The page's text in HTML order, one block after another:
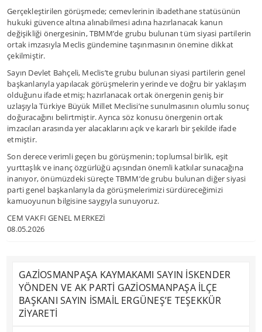
Gerçekleştirilen görüşmede; cemevlerinin ibadethane statüsünün
hukuki güvence altına alınabilmesi adına hazırlanacak kanun
değişikliği önergesinin, TBMM’de grubu bulunan tüm siyasi partilerin
ortak imzasıyla Meclis gündemine taşınmasının önemine dikkat
çekilmiştir.
Sayın Devlet Bahçeli, Meclis’te grubu bulunan siyasi partilerin genel
başkanlarıyla yapılacak görüşmelerin yerinde ve doğru bir yaklaşım
olduğunu ifade etmiş; hazırlanacak ortak önergenin geniş bir
uzlaşıyla Türkiye Büyük Millet Meclisi’ne sunulmasının olumlu sonuç
doğuracağını belirtmiştir. Ayrıca söz konusu önergenin ortak
imzacıları arasında yer alacaklarını açık ve kararlı bir şekilde ifade
etmiştir.
Son derece verimli geçen bu görüşmenin; toplumsal birlik, eşit
yurttaşlık ve inanç özgürlüğü açısından önemli katkılar sunacağına
inanıyor, önümüzdeki süreçte TBMM’de grubu bulunan diğer siyasi
parti genel başkanlarıyla da görüşmelerimizi sürdüreceğimizi
kamuoyunun bilgisine saygıyla sunuyoruz.
CEM VAKFI GENEL MERKEZİ
08.05.2026
GAZİOSMANPAŞA KAYMAKAMI SAYIN İSKENDER
YÖNDEN VE AK PARTİ GAZİOSMANPAŞA İLÇE
BAŞKANI SAYIN İSMAİL ERGÜNEŞ’E TEŞEKKÜR
ZİYARETİ